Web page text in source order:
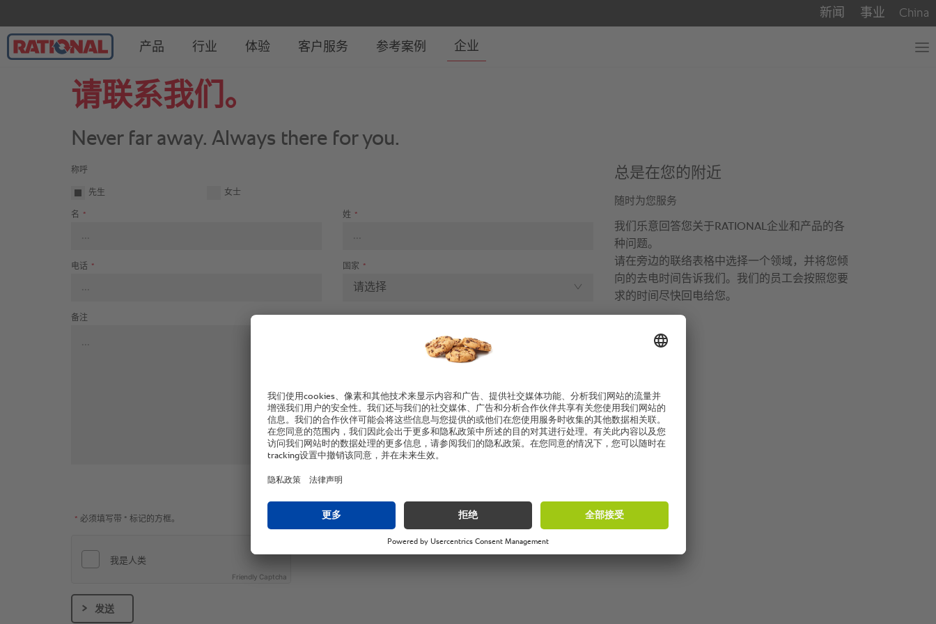
请联系我们。
Never far away. Always there for you.
称呼
先生 女士
名 * 姓 *
电话 * 国家 *
请选择
备注
* 必须填写带 * 标记的方框。
Friendly Captcha
发送
总是在您的附近
随时为您服务
我们乐意回答您关于RATIONAL企业和产品的各
种问题。
请在旁边的联络表格中选择一个领域，并将您倾
向的去电时间告诉我们。我们的员工会按照您要
求的时间尽快回电给您。